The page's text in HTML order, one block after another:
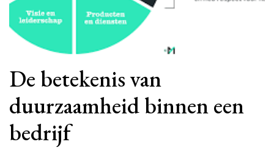
De betekenis van
duurzaamheid binnen een
bedrijf